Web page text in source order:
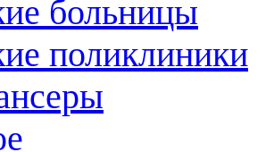
больницы
поликлиники